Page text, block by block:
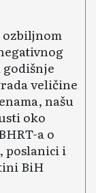
ozbiljnom
veličine
našu
oko
a o
poslanici i
BiH